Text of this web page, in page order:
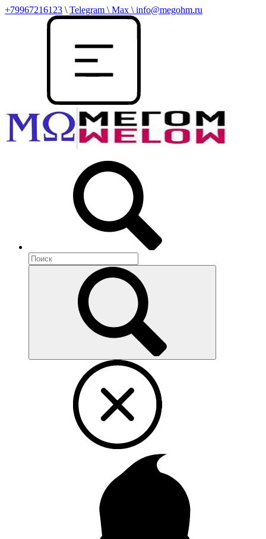
+79967216123 \ Telegram \ Max \ info@megohm.ru